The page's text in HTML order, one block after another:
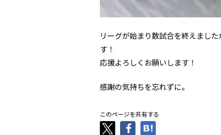
リーグが始まり数試合を終えまし
す！
応援よろしくお願いします！
感謝の気持ちを忘れずに。
このページを共有する